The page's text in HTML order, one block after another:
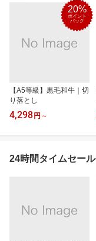
20%
ポイント
バック
【A5等級】黒毛和牛｜切
り落とし
4,298 円 ～
24時間タイムセール